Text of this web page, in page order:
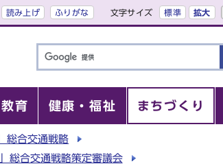
読み上げ ふりがな 文字サイズ 標準 拡大
育 健康・福祉 まちづくり
総合交通戦略
総合交通戦略策定審議会